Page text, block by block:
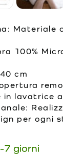
Materiale
100%
cm
lavatrice a
per ogni
7 giorni